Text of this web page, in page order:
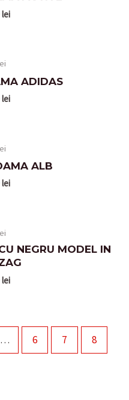
lei
ADIDAS
lei
ALB
lei
NEGRU MODEL IN
lei
… 6 7 8